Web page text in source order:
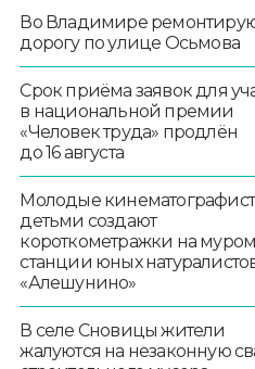
Во Владимире
дорогу по улице Осьмова
Срок приёма заявок для
в национальной премии
«Человек труда» продлён
до 16 августа
Молодые
детьми создают
короткометражки на
станции юных
«Алешунино»
В селе Сновицы жители
жалуются на незаконную